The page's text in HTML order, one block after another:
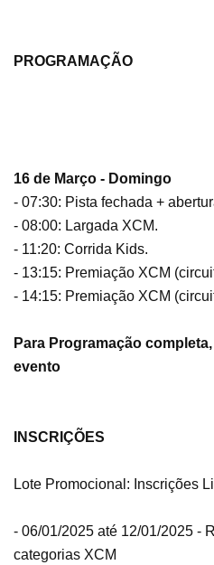
PROGRAMAÇÃO
16 de Março - Domingo
- 07:30: Pista fechada +
- 08:00: Largada XCM.
- 11:20: Corrida Kids.
- 13:15: Premiação XCM
- 14:15: Premiação XCM
Para Programação
evento
INSCRIÇÕES
Lote Promocional: Inscrições
- 06/01/2025 até 12/01/2025 -
categorias XCM